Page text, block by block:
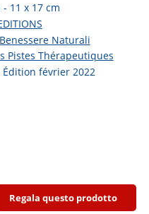
11 x 17 cm
Naturali
Pistes Thérapeutiques
Édition février 2022
Regala questo prodotto